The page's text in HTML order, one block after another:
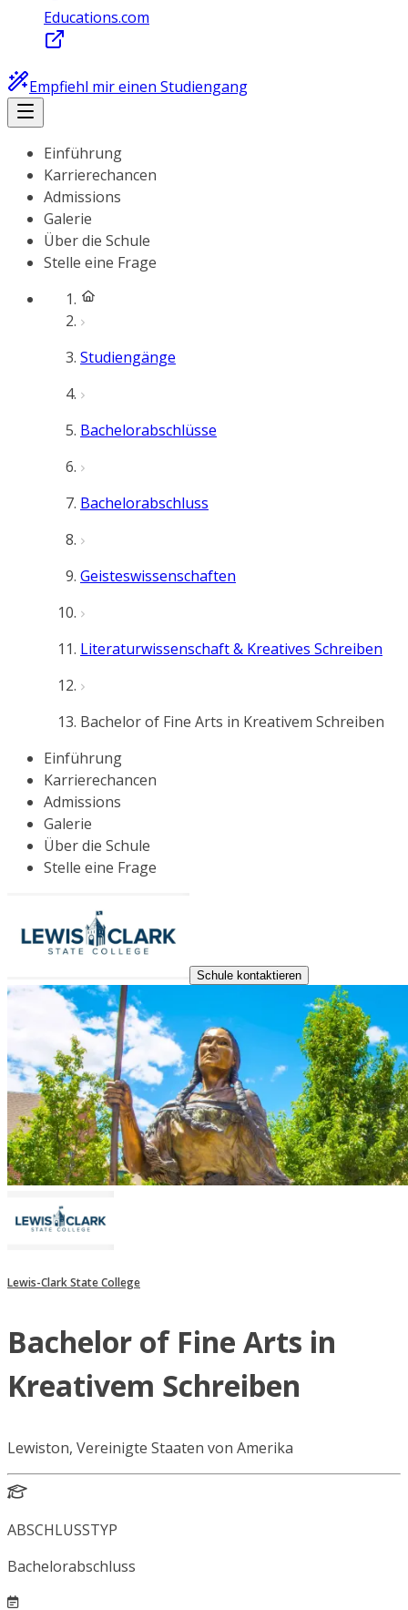
Educations.com
Empfiehl mir einen Studiengang
Einführung
Karrierechancen
Admissions
Galerie
Über die Schule
Stelle eine Frage
Studiengänge
Bachelorabschlüsse
Bachelorabschluss
Geisteswissenschaften
Literaturwissenschaft & Kreatives Schreiben
Bachelor of Fine Arts in Kreativem Schreiben
Einführung
Karrierechancen
Admissions
Galerie
Über die Schule
Stelle eine Frage
Schule kontaktieren
Lewis-Clark State College
Bachelor of Fine Arts in
Kreativem Schreiben
Lewiston, Vereinigte Staaten von Amerika
ABSCHLUSSTYP
Bachelorabschluss